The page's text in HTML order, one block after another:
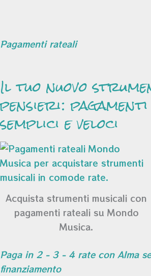
Pagamenti rateali
Il tuo nuovo
pensieri:
semplici e veloci
Acquista strumenti musicali con
pagamenti rateali su Mondo
Musica.
Paga in 2 - 3 - 4 rate con Alma
finanziamento